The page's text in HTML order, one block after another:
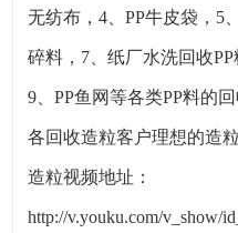
无纺布，4、PP牛皮袋，5
碎料，7、纸厂水洗回收PP
9、PP鱼网等各类PP料的
各回收造粒客户理想的造粒
造粒视频地址：
http://v.youku.com/v_show/